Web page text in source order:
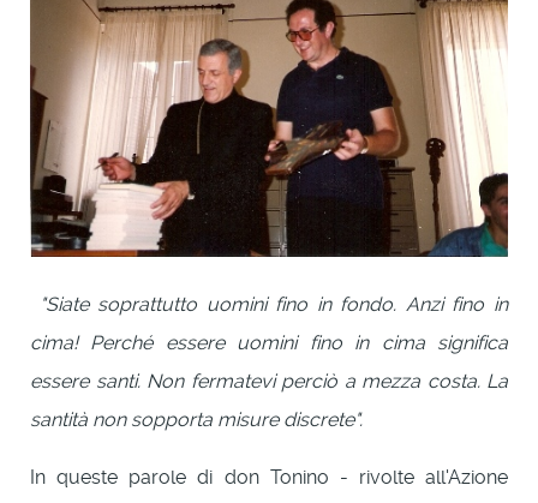
"Siate soprattutto uomini fino in fondo. Anzi fino in
cima! Perché essere uomini fino in cima significa
essere santi. Non fermatevi perciò a mezza costa. La
santità non sopporta misure discrete".
In queste parole di don Tonino - rivolte all'Azione